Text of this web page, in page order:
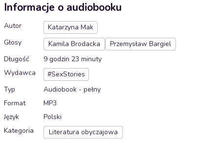
Informacje o audiobooku
Autor
Katarzyna Mak
Głosy
Kamila Brodacka
Przemysław Bargiel
Długość
9 godzin 23 minuty
Wydawca
#SexStories
Typ
Audiobook - pełny
Format
MP3
Język
Polski
Kategoria
Literatura obyczajowa